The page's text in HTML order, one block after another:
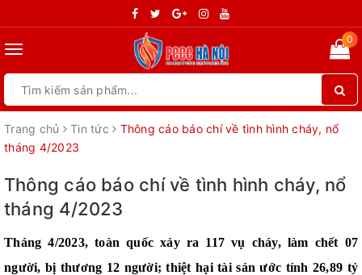
Toggle
0
Trang chủ Tin tức
Thông cáo báo chí về tình hình cháy, nổ
tháng 4/2023
Thông cáo báo chí về tình hình cháy, nổ
tháng 4/2023
Tháng 4/2023, toàn quốc xảy ra 117 vụ cháy, làm chết 07
người, bị thương 12 người; thiệt hại tài sản ước tính 26,89 tỷ